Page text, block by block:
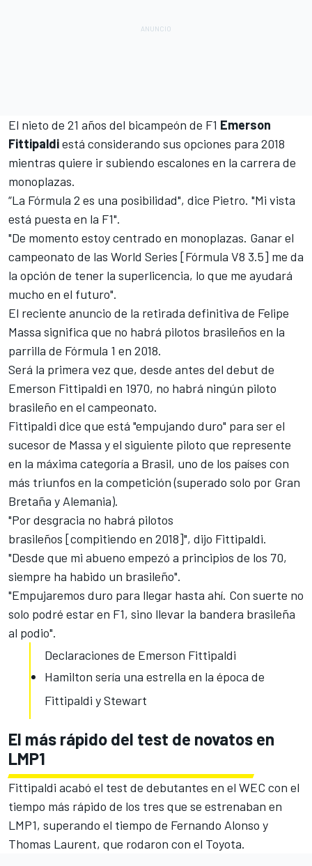
El nieto de 21 años del bicampeón de F1 Emerson
Fittipaldiestá considerando sus opciones para 2018
mientras quiere ir subiendo escalones en la carrera de
monoplazas.
“La Fórmula 2 es una posibilidad", dice Pietro. "Mi vista
está puesta en la F1".
"De momento estoy centrado en monoplazas. Ganar el
campeonato de las World Series [Fórmula V8 3.5] me da
la opción de tener la superlicencia, lo que me ayudará
mucho en el futuro".
El reciente anuncio de la retirada definitiva de Felipe
Massa significa que no habrá pilotos brasileños en la
parrilla de Fórmula 1 en 2018.
Será la primera vez que, desde antes del debut de
Emerson Fittipaldi en 1970, no habrá ningún piloto
brasileño en el campeonato.
Fittipaldi dice que está "empujando duro" para ser el
sucesor de Massa y el siguiente piloto que represente
en la máxima categoría a Brasil, uno de los países con
más triunfos en la competición(superado solo por Gran
Bretaña y Alemania).
"Por desgracia no habrá pilotos
brasileños [compitiendo en 2018]", dijo Fittipaldi.
"Desde que mi abueno empezó a principios de los 70,
siempre ha habido un brasileño".
"Empujaremos duro para llegar hasta ahí. Con suerte no
solo podré estar en F1, sino llevar la bandera brasileña
al podio".
Declaraciones de Emerson Fittipaldi
Hamilton sería una estrella en la época de
Fittipaldi y Stewart
El más rápido del test de novatos en
LMP1
Fittipaldi acabó el test de debutantes en el WEC con el
tiempo más rápido de los tres que se estrenaban en
LMP1, superando el tiempo de Fernando Alonso y
Thomas Laurent, que rodaron con el Toyota.